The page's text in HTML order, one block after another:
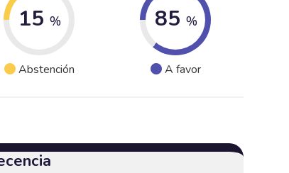
15 %
Abstención
85 %
A favor